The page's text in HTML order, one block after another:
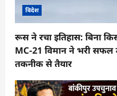
विदेश
रूस ने रचा इतिहास: बिना
MC-21 विमान ने भरी सफल
तकनीक से तैयार